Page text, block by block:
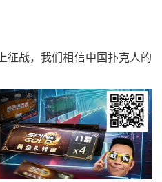
征战，我们相信中国扑克人的